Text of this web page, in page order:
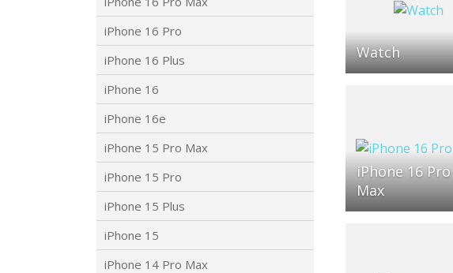
Watch
iPhone 16 Pro
Max
iPhone 16 Pro
iPhone 16 Plus
iPhone 16
iPhone 16e
iPhone 15 Pro Max
iPhone 15 Pro
iPhone 15 Plus
iPhone 15
iPhone 14 Pro Max